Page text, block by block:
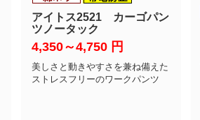
アイトス2521 カーゴパン
ツノータック
4,350～4,750 円
美しさと動きやすさを兼ね備えた
ストレスフリーのワークパンツ